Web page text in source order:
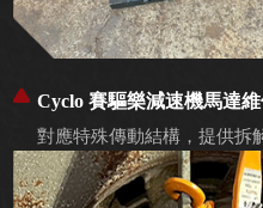
Cyclo 賽驅樂減速機馬達維
對應特殊傳動結構，提供拆